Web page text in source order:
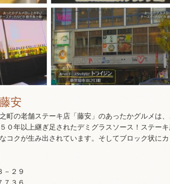
安
町の老舗ステーキ店「藤安」のあったかグルメは
０年以上継ぎ足されたデミグラスソース！ステー
コクが生み出されています。そしてブロック状に
２９
３６